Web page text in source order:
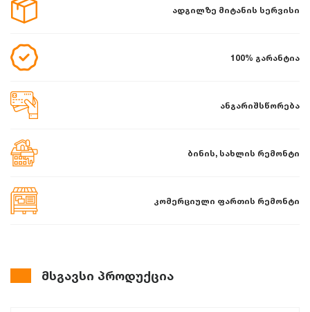
ადგილზე მიტანის სერვისი
100% გარანტია
ანგარიშსწორება
ბინის, სახლის რემონტი
კომერციული ფართის რემონტი
მსგავსი პროდუქცია